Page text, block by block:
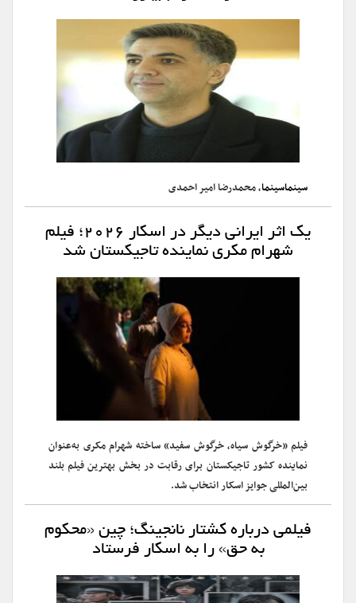
سینماسینما، محمدرضا امیر احمدی
یک اثر ایرانی دیگر در اسکار ۲۰۲۶؛ فیلم
شهرام مکری نماینده تاجیکستان شد
فیلم «خرگوش سیاه، خرگوش سفید» ساخته شهرام مکری به‌عنوان
نماینده کشور تاجیکستان برای رقابت در بخش بهترین فیلم بلند
بین‌المللی جوایز اسکار انتخاب شد.
فیلمی درباره کشتار نانجینگ؛ چین «محکوم
به حق» را به اسکار فرستاد